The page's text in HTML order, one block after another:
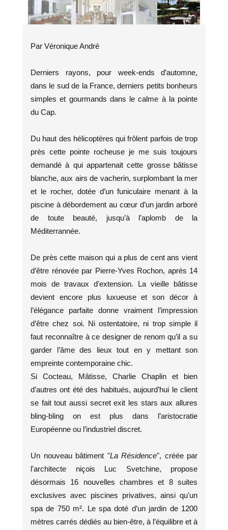
Par Véronique André
Derniers rayons, pour week-ends d’automne,
dans le sud de la France, derniers petits bonheurs
simples et gourmands dans le calme à la pointe
du Cap.
Du haut des hélicoptères qui frôlent parfois de trop
près cette pointe rocheuse je me suis toujours
demandé à qui appartenait cette grosse bâtisse
blanche, aux airs de vacherin, surplombant la mer
et le rocher, dotée d’un funiculaire menant à la
piscine à débordement au cœur d’un jardin arboré
de toute beauté, jusqu’à l’aplomb de la
Méditerrannée.
De près cette maison qui a plus de cent ans vient
d’être rénovée par Pierre-Yves Rochon, après 14
mois de travaux d'extension. La vieille bâtisse
devient encore plus luxueuse et son décor à
l’élégance parfaite donne vraiment l’impression
d’être chez soi. Ni ostentatoire, ni trop simple il
faut reconnaître à ce designer de renom qu’il a su
garder l’âme des lieux tout en y mettant son
empreinte contemporaine chic.
Si Cocteau, Mâtisse, Charlie Chaplin et bien
d’autres ont été des habitués, aujourd’hui le client
se fait tout aussi secret exit les stars aux allures
bling-bling on est plus dans l’aristocratie
Européenne ou l’industriel discret.
Un nouveau bâtiment "La Résidence", créée par
l'architecte niçois Luc Svetchine, propose
désormais 16 nouvelles chambres et 8 suites
exclusives avec piscines privatives, ainsi qu'un
spa de 750 m². Le spa doté d’un jardin de 1200
mètres carrés dédiés au bien-être, à l’équilibre et à